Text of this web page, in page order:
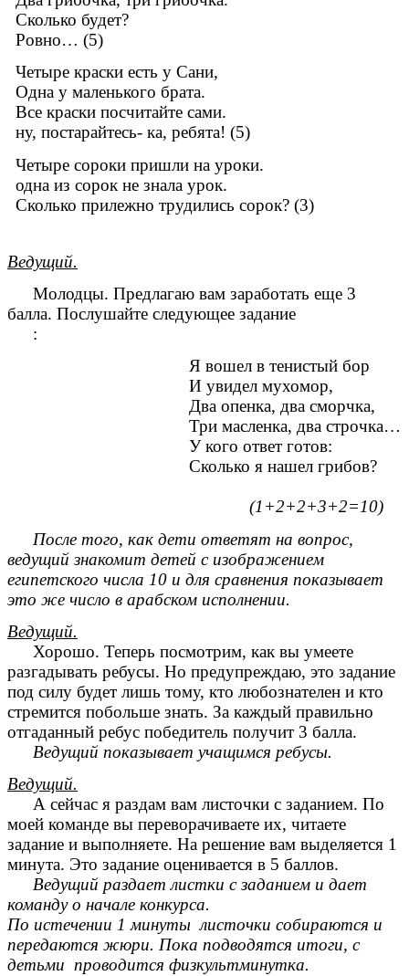
Сколько будет?
Ровно… (5)
Четыре краски есть у Сани,
Одна у маленького брата.
Все краски посчитайте сами.
ну, постарайтесь- ка, ребята! (5)
Четыре сороки пришли на уроки.
одна из сорок не знала урок.
Сколько прилежно трудились сорок? (3)
Ведущий.
Молодцы. Предлагаю вам заработать еще 3
балла. Послушайте следующее задание
:
Я вошел в тенистый бор
И увидел мухомор,
Два опенка, два сморчка,
Три масленка, два строчка…
У кого ответ готов:
Сколько я нашел грибов?
(1+2+2+3+2=10)
После того, как дети ответят на вопрос,
ведущий знакомит детей с изображением
египетского числа 10 и для сравнения показывает
это же число в арабском исполнении.
Ведущий.
Хорошо. Теперь посмотрим, как вы умеете
разгадывать ребусы. Но предупреждаю, это задание
под силу будет лишь тому, кто любознателен и кто
стремится побольше знать. За каждый правильно
отгаданный ребус победитель получит 3 балла.
Ведущий показывает учащимся ребусы.
Ведущий.
А сейчас я раздам вам листочки с заданием. По
моей команде вы переворачиваете их, читаете
задание и выполняете. На решение вам выделяется 1
минута. Это задание оценивается в 5 баллов.
Ведущий раздает листки с заданием и дает
команду о начале конкурса.
По истечении 1 минуты листочки собираются и
передаются жюри. Пока подводятся итоги, с
детьми проводится физкультминутка.